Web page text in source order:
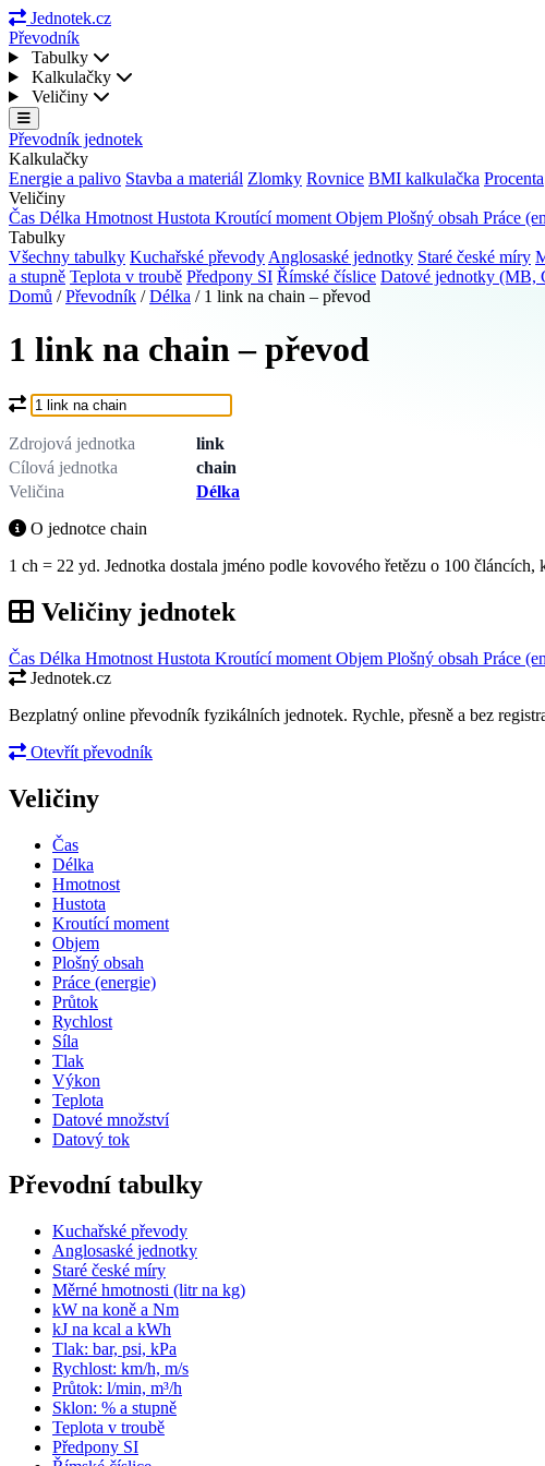
Jednotek.cz
Převodník
Tabulky
Kalkulačky
Veličiny
Převodník jednotek
Kalkulačky
Energie a palivo Stavba a materiál Zlomky Rovnice BMI kalkulačka Procenta
Veličiny
Čas Délka Hmotnost Hustota Kroutící moment Objem Plošný obsah Práce
Tabulky
Všechny tabulky Kuchařské převody Anglosaské jednotky Staré české míry
a stupně Teplota v troubě Předpony SI Římské číslice Datové jednotky (MB,
Domů / Převodník / Délka / 1 link na chain – převod
1 link na chain – převod
Co chcete převést?
Zdrojová jednotka
link
Cílová jednotka
chain
Veličina
Délka
O jednotce chain
1 ch = 22 yd. Jednotka dostala jméno podle kovového řetězu o 100
Veličiny jednotek
Čas Délka Hmotnost Hustota Kroutící moment Objem Plošný obsah Práce
Jednotek.cz
Bezplatný online převodník fyzikálních jednotek. Rychle, přesně a bez
Otevřít převodník
Veličiny
Čas
Délka
Hmotnost
Hustota
Kroutící moment
Objem
Plošný obsah
Práce (energie)
Průtok
Rychlost
Síla
Tlak
Výkon
Teplota
Datové množství
Datový tok
Převodní tabulky
Kuchařské převody
Anglosaské jednotky
Staré české míry
Měrné hmotnosti (litr na kg)
kW na koně a Nm
kJ na kcal a kWh
Tlak: bar, psi, kPa
Rychlost: km/h, m/s
Průtok: l/min, m³/h
Sklon: % a stupně
Teplota v troubě
Předpony SI